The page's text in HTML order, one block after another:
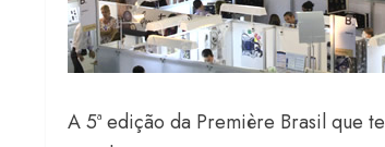
A 5ª edição da Première Brasil que